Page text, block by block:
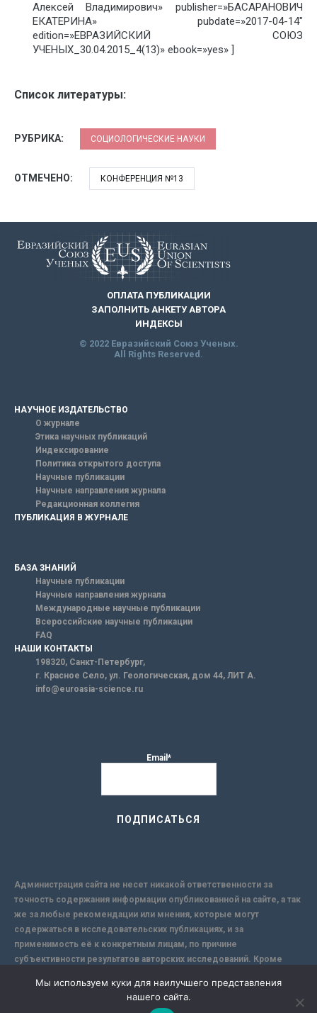
Алексей Владимирович» publisher=»БАСАРАНОВИЧ
ЕКАТЕРИНА» pubdate=»2017-04-14″
edition=»ЕВРАЗИЙСКИЙ СОЮЗ
УЧЕНЫХ_30.04.2015_4(13)» ebook=»yes» ]
Список литературы:
РУБРИКА: СОЦИОЛОГИЧЕСКИЕ НАУКИ
ОТМЕЧЕНО: КОНФЕРЕНЦИЯ №13
ОПЛАТА ПУБЛИКАЦИИ
ЗАПОЛНИТЬ АНКЕТУ АВТОРА
ИНДЕКСЫ
© 2022 Евразийский Союз Ученых.
All Rights Reserved.
НАУЧНОЕ ИЗДАТЕЛЬСТВО
О журнале
Этика научных публикаций
Индексирование
Политика открытого доступа
Научные публикации
Научные направления журнала
Редакционная коллегия
ПУБЛИКАЦИЯ В ЖУРНАЛЕ
БАЗА ЗНАНИЙ
Научные публикации
Научные направления журнала
Международные научные публикации
Всероссийские научные публикации
FAQ
НАШИ КОНТАКТЫ
198320, Санкт-Петербург,
г. Красное Село, ул. Геологическая, дом 44, ЛИТ А.
info@euroasia-science.ru
Email*
Администрация сайта не несет никакой ответственности за
точность содержания информации опубликованной на сайте, а так
же за любые рекомендации или мнения, которые могут
содержаться в исследовательских публикациях, и за
применимость её к конкретным лицам, по причине
субъективности результатов авторских исследований. Кроме
надежной защиты информации, Сайт не несет ответственности за
информацию, присылаемую через интернет.
Мы используем куки для наилучшего представления
нашего сайта.